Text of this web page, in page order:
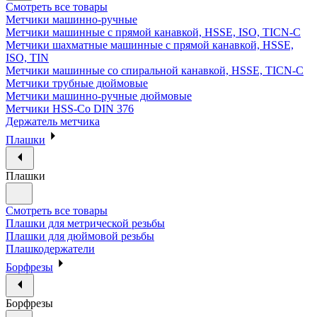
Смотреть все товары
Метчики машинно-ручные
Метчики машинные с прямой канавкой, HSSE, ISO, TICN-C
Метчики шахматные машинные с прямой канавкой, HSSE,
ISO, TIN
Метчики машинные со спиральной канавкой, HSSE, TICN-C
Метчики трубные дюймовые
Метчики машинно-ручные дюймовые
Метчики HSS-Co DIN 376
Держатель метчика
Плашки
Плашки
Смотреть все товары
Плашки для метрической резьбы
Плашки для дюймовой резьбы
Плашкодержатели
Борфрезы
Борфрезы